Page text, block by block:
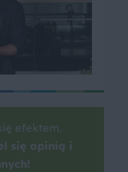
efektem.
się opinią i